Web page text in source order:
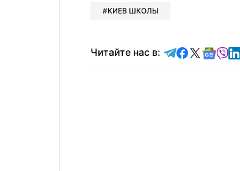
КИЕВ ШКОЛЫ
Читайте нас в: Читайте в
Читайте в
Читайте